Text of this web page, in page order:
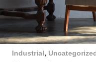
Industrial,